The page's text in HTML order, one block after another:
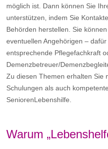
möglich ist. Dann können Sie
unterstützen, indem Sie
Behörden herstellen. Sie
eventuellen Angehörigen –
entsprechende Pflegefachkraft
Demenzbetreuer/
Zu diesen Themen erhalten Sie
Schulungen als auch
SeniorenLebenshilfe.
Warum